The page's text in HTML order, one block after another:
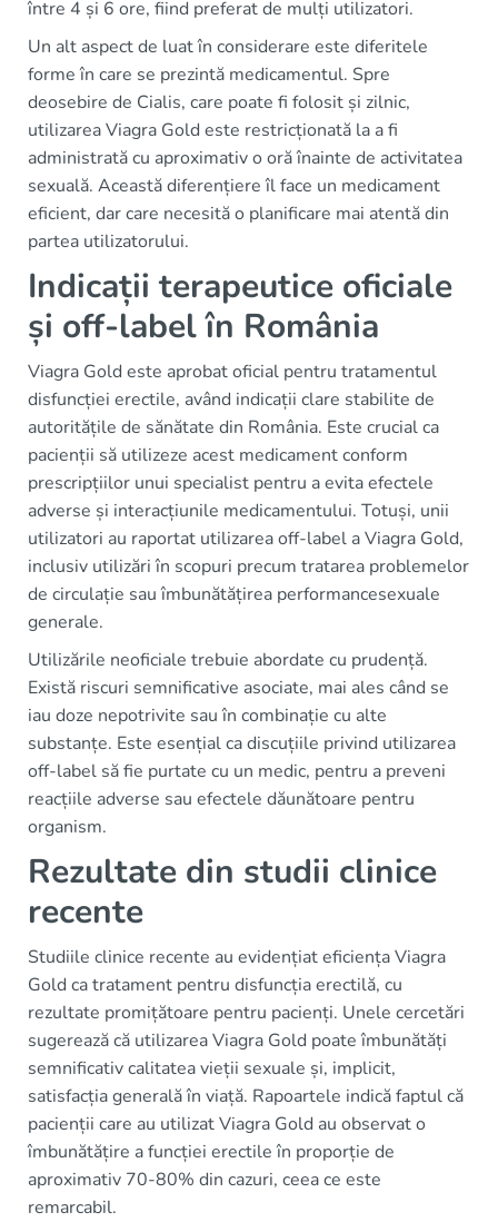
între 4 și 6 ore, fiind preferat de mulți utilizatori.
Un alt aspect de luat în considerare este diferitele
forme în care se prezintă medicamentul. Spre
deosebire de Cialis, care poate fi folosit și zilnic,
utilizarea Viagra Gold este restricționată la a fi
administrată cu aproximativ o oră înainte de activitatea
sexuală. Această diferențiere îl face un medicament
eficient, dar care necesită o planificare mai atentă din
partea utilizatorului.
Indicații terapeutice oficiale
și off-label în România
Viagra Gold este aprobat oficial pentru tratamentul
disfuncției erectile, având indicații clare stabilite de
autoritățile de sănătate din România. Este crucial ca
pacienții să utilizeze acest medicament conform
prescripțiilor unui specialist pentru a evita efectele
adverse și interacțiunile medicamentului. Totuși, unii
utilizatori au raportat utilizarea off-label a Viagra Gold,
inclusiv utilizări în scopuri precum tratarea problemelor
de circulație sau îmbunătățirea performancesexuale
generale.
Utilizările neoficiale trebuie abordate cu prudență.
Există riscuri semnificative asociate, mai ales când se
iau doze nepotrivite sau în combinație cu alte
substanțe. Este esențial ca discuțiile privind utilizarea
off-label să fie purtate cu un medic, pentru a preveni
reacțiile adverse sau efectele dăunătoare pentru
organism.
Rezultate din studii clinice
recente
Studiile clinice recente au evidențiat eficiența Viagra
Gold ca tratament pentru disfuncția erectilă, cu
rezultate promițătoare pentru pacienți. Unele cercetări
sugerează că utilizarea Viagra Gold poate îmbunătăți
semnificativ calitatea vieții sexuale și, implicit,
satisfacția generală în viață. Rapoartele indică faptul că
pacienții care au utilizat Viagra Gold au observat o
îmbunătățire a funcției erectile în proporție de
aproximativ 70-80% din cazuri, ceea ce este
remarcabil.